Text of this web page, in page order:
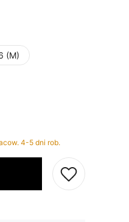
(M)
4-5 dni rob.